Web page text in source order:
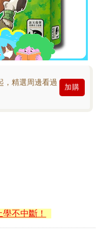
精選周邊看過
加購
不中斷！